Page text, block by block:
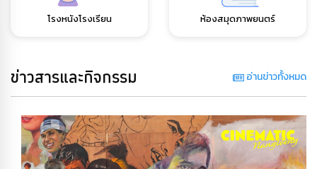
โรงหนังโรงเรียน ห้องสมุดภาพยนตร์
ข่าวสารและกิจกรรม อ่านข่าวทั้งหมด